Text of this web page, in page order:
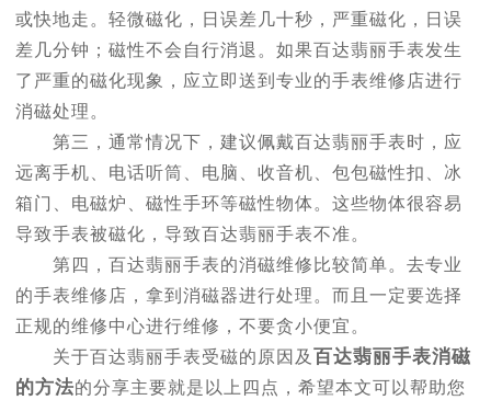
或快地走。轻微磁化，日误差几十秒，严重磁化，日误
差几分钟；磁性不会自行消退。如果百达翡丽手表发生
了严重的磁化现象，应立即送到专业的手表维修店进行
消磁处理。
第三，通常情况下，建议佩戴百达翡丽手表时，应
远离手机、电话听筒、电脑、收音机、包包磁性扣、冰
箱门、电磁炉、磁性手环等磁性物体。这些物体很容易
导致手表被磁化，导致百达翡丽手表不准。
第四，百达翡丽手表的消磁维修比较简单。去专业
的手表维修店，拿到消磁器进行处理。而且一定要选择
正规的维修中心进行维修，不要贪小便宜。
关于百达翡丽手表受磁的原因及 百达翡丽手表消磁
的方法的分享主要就是以上四点，希望本文可以帮助您